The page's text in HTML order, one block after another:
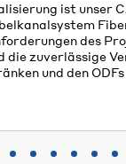
ist unser
des
die zuverlässige
und den